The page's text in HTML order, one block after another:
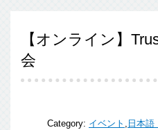
【オンライン】
会
Category: イベント , 日本